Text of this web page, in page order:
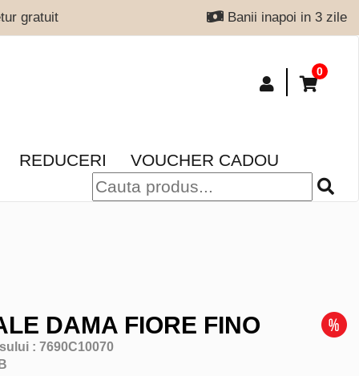
gratuit Banii inapoi in 3 zile
0
REDUCERI VOUCHER CADOU
DAMA FIORE FINO
: 7690C10070